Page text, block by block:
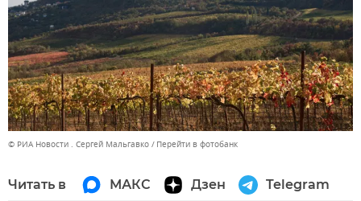
© РИА Новости . Сергей Мальгавко Перейти в фотобанк
Читать в МАКС Дзен Telegram